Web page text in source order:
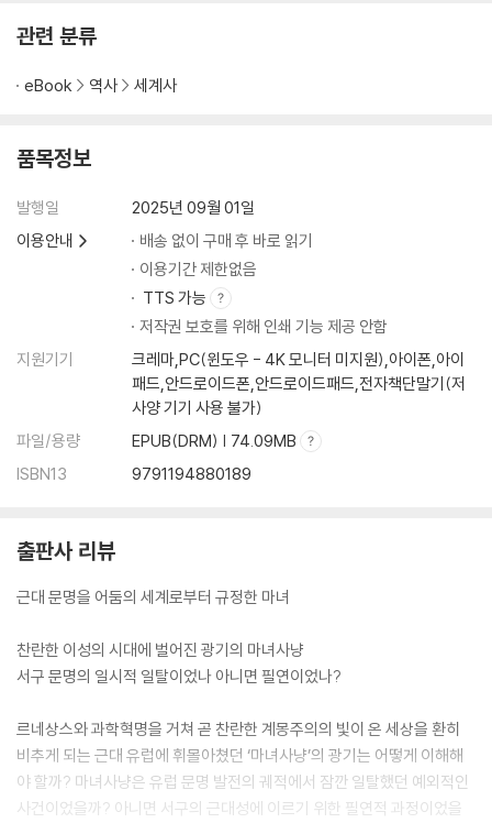
관련 분류
eBook 역사 세계사
품목정보
발행일
2025년 09월 01일
이용안내
배송 없이 구매 후 바로 읽기
이용기간 제한없음
TTS 가능
저작권 보호를 위해 인쇄 기능 제공 안함
지원기기
크레마,PC(윈도우 - 4K 모니터 미지원),아이폰,아이
패드,안드로이드폰,안드로이드패드,전자책단말기(저
사양 기기 사용 불가)
파일/용량
EPUB(DRM) | 74.09MB
ISBN13
9791194880189
출판사 리뷰
근대 문명을 어둠의 세계로부터 규정한 마녀
찬란한 이성의 시대에 벌어진 광기의 마녀사냥
서구 문명의 일시적 일탈이었나 아니면 필연이었나?
르네상스와 과학혁명을 거쳐 곧 찬란한 계몽주의의 빛이 온 세상을 환히
비추게 되는 근대 유럽에 휘몰아쳤던 ‘마녀사냥’의 광기는 어떻게 이해해
야 할까? 마녀사냥은 유럽 문명 발전의 궤적에서 잠깐 일탈했던 예외적인
사건이었을까? 아니면 서구의 근대성에 이르기 위한 필연적 과정이었을